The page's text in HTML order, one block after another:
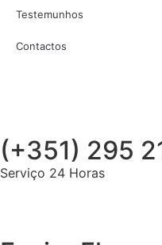
Testemunhos
Contactos
(+351) 295
Serviço 24 Horas